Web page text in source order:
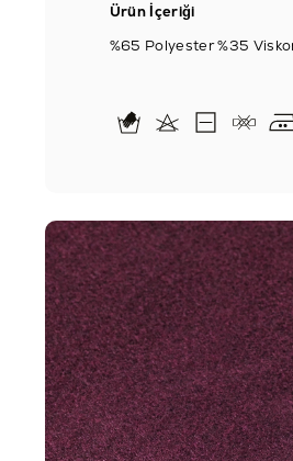
Ürün İçeriği
%65 Polyester %35